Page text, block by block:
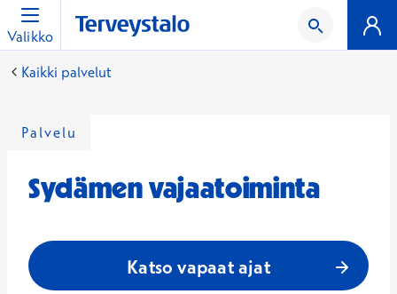
Valikko
Kaikki palvelut
Palvelu
Sydämen vajaatoiminta
Katso vapaat ajat